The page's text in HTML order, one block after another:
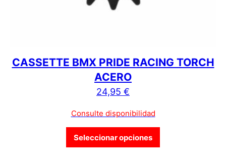
CASSETTE BMX PRIDE RACING TORCH
ACERO
24,95 €
Consulte disponibilidad
Seleccionar opciones